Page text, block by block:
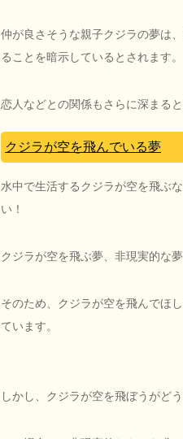
仲が良さそうな親子クジラの夢は
ることを暗示しているとされます。
恋人などとの関係もさらに深まると
クジラが空を飛んでいる夢
水中で生活するクジラが空を飛ぶ
い！
クジラが空を飛ぶ夢、非現実的な
そのため、クジラが空を飛んでほ
ています。
しかし、クジラが空を飛ぼうがど